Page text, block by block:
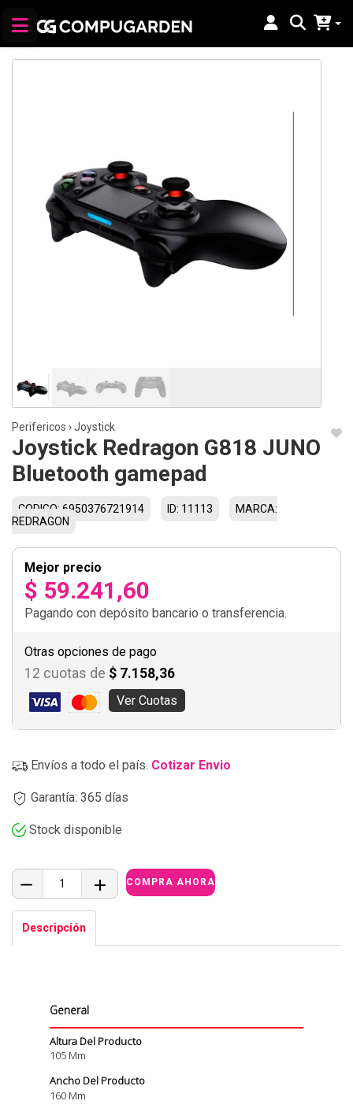
Perifericos ›Joystick
Joystick Redragon G818 JUNO
Bluetooth gamepad
CODIGO: 6950376721914 ID: 11113
MARCA:
REDRAGON
Mejor precio
$ 59.241,60
Pagando con depósito bancario o transferencia.
Otras opciones de pago
12 cuotas de $ 7.158,36
Ver Cuotas
Envíos a todo el país. Cotizar Envio
Garantía: 365 días
Stock disponible
Descripción
General
Altura Del Producto
105 Mm
Ancho Del Producto
160 Mm